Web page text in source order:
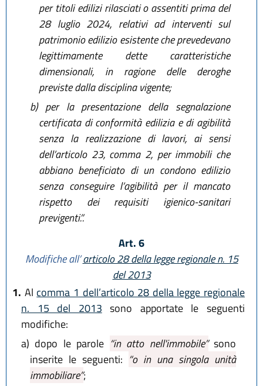
per titoli edilizi rilasciati o assentiti prima del
28 luglio 2024, relativi ad interventi sul
patrimonio edilizio esistente che prevedevano
legittimamente dette caratteristiche
dimensionali, in ragione delle deroghe
previste dalla disciplina vigente;
b)per la presentazione della segnalazione
certificata di conformità edilizia e di agibilità
senza la realizzazione di lavori, ai sensi
dell’articolo 23, comma 2, per immobili che
abbiano beneficiato di un condono edilizio
senza conseguire l’agibilità per il mancato
rispetto dei requisiti igienico-sanitari
previgenti.”.
Art. 6
Modifiche all’articolo 28 della legge regionale n. 15
del 2013
1. Al comma 1 dell’articolo 28 della legge regionale
n. 15 del 2013 sono apportate le seguenti
modifiche:
a) dopo le parole “in atto nell'immobile”sono
inserite le seguenti: “o in una singola unità
immobiliare”;